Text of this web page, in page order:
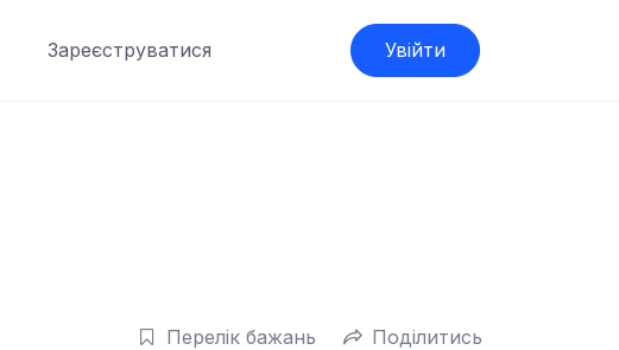
Зареєструватися Увійти
Перелік бажань Поділитись